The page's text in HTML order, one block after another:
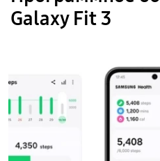
Galaxy Fit 3